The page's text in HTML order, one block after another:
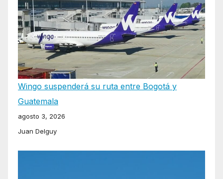
Wingo suspenderá su ruta entre Bogotá y
Guatemala
agosto 3, 2026
Juan Delguy